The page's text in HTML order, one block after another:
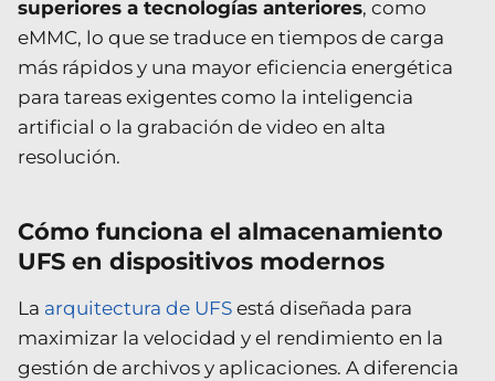
superiores a tecnologías anteriores, como
eMMC, lo que se traduce en tiempos de carga
más rápidos y una mayor eficiencia energética
para tareas exigentes como la inteligencia
artificial o la grabación de video en alta
resolución.
Cómo funciona el almacenamiento
UFS en dispositivos modernos
La arquitectura de UFS está diseñada para
maximizar la velocidad y el rendimiento en la
gestión de archivos y aplicaciones. A diferencia